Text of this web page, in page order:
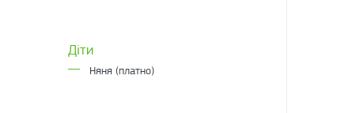
Діти
Няня (платно)